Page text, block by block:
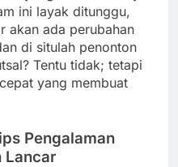
ini layak ditunggu,
akan ada perubahan
di situlah penonton
Tentu tidak; tetapi
yang membuat
Pengalaman
Lancar